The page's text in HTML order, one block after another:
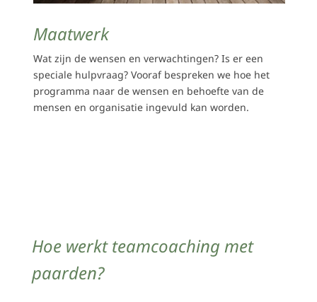
Maatwerk
Wat zijn de wensen en verwachtingen? Is er een
speciale hulpvraag? Vooraf bespreken we hoe het
programma naar de wensen en behoefte van de
mensen en organisatie ingevuld kan worden.
Hoe werkt teamcoaching met
paarden?